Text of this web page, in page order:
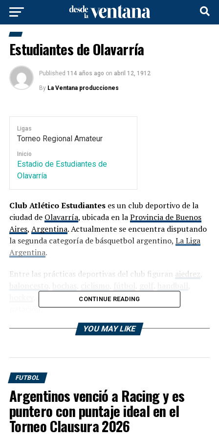
Estudiantes de Olavarría
Published 114 años ago on abril 12, 1912
By La Ventana producciones
Ligas
Torneo Regional Amateur
Inicio
Estadio de Estudiantes de
Olavarría
Club Atlético Estudianteses un club deportivo de la
ciudad de Olavarría, ubicada en laProvincia de Buenos
Aires, Argentina. Actualmente se encuentra disputando
la segunda categoría de básquetbol argentino, La Liga
Argentina.
Entre las prácticas deportivas del club figuran ajedrez
rugby,sóftbol,tenis,vóley
natación.
En fútbol participó delTorneo Regional Federal
Fue fundado el 12 de abrilde 1912
por un grupo de
estudiantes de la Escuela Normal, creada en1910.
Fundación
CONTINUE READING
YOU MAY LIKE
FUTBOL
Argentinos venció a Racing y es
puntero con puntaje ideal en el
Torneo Clausura 2026